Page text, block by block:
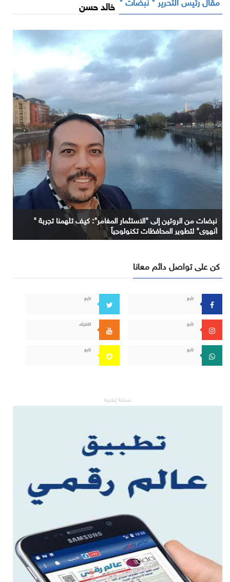
خالد حسن
نبضات من الروتين إلى "الاستثمار المغامر": كيف تلهمنا تجربة "
آنهوي" لتطوير المحافظات تكنولوجياً
كن على تواصل دائم معانا
تابع تابع
تابع اشترك
تابع تابع
مساحة إعلانية